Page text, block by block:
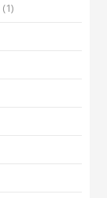
(1)